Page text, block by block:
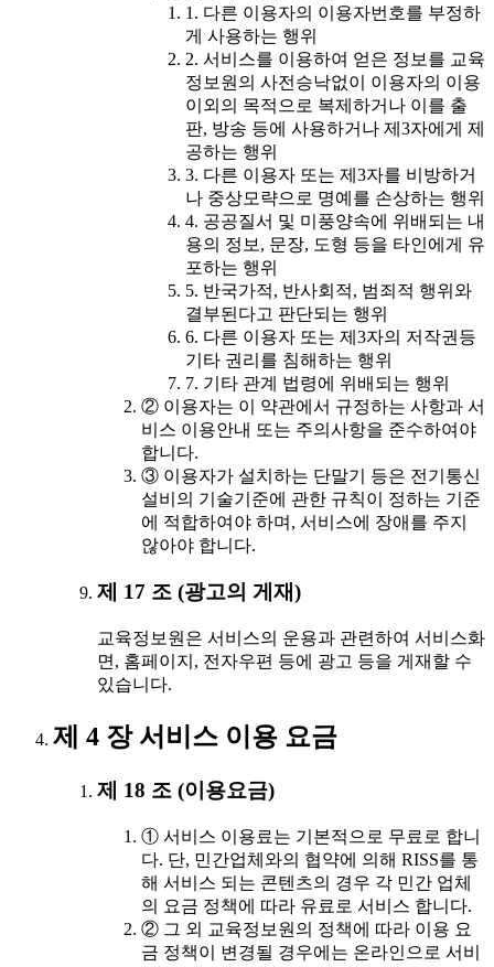
1. 다른 이용자의 이용자번호를 부정하
게 사용하는 행위
2. 서비스를 이용하여 얻은 정보를 교육
정보원의 사전승낙없이 이용자의 이용
이외의 목적으로 복제하거나 이를 출
판, 방송 등에 사용하거나 제3자에게 제
공하는 행위
3. 다른 이용자 또는 제3자를 비방하거
나 중상모략으로 명예를 손상하는 행위
4. 공공질서 및 미풍양속에 위배되는 내
용의 정보, 문장, 도형 등을 타인에게 유
포하는 행위
5. 반국가적, 반사회적, 범죄적 행위와
결부된다고 판단되는 행위
6. 다른 이용자 또는 제3자의 저작권등
기타 권리를 침해하는 행위
7. 기타 관계 법령에 위배되는 행위
② 이용자는 이 약관에서 규정하는 사항과 서
비스 이용안내 또는 주의사항을 준수하여야
합니다.
③ 이용자가 설치하는 단말기 등은 전기통신
설비의 기술기준에 관한 규칙이 정하는 기준
에 적합하여야 하며, 서비스에 장애를 주지
않아야 합니다.
제 17 조 (광고의 게재)
교육정보원은 서비스의 운용과 관련하여 서비스화
면, 홈페이지, 전자우편 등에 광고 등을 게재할 수
있습니다.
제 4 장 서비스 이용 요금
제 18 조 (이용요금)
① 서비스 이용료는 기본적으로 무료로 합니
다. 단, 민간업체와의 협약에 의해 RISS를 통
해 서비스 되는 콘텐츠의 경우 각 민간 업체
의 요금 정책에 따라 유료로 서비스 합니다.
② 그 외 교육정보원의 정책에 따라 이용 요
금 정책이 변경될 경우에는 온라인으로 서비